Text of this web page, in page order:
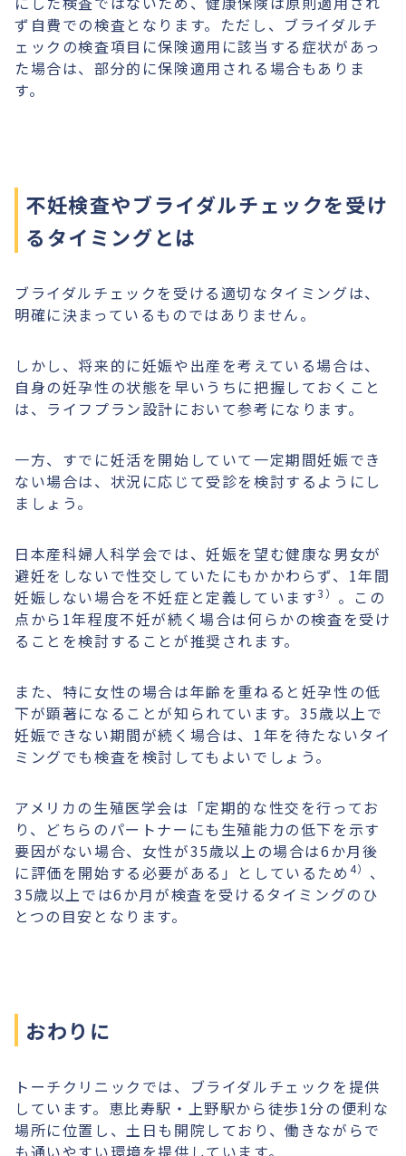
ず自費での検査となります。ただし、ブライダルチ
ェックの検査項目に保険適用に該当する症状があっ
た場合は、部分的に保険適用される場合もありま
す。
不妊検査やブライダルチェックを受け
るタイミングとは
ブライダルチェックを受ける適切なタイミングは、
明確に決まっているものではありません。
しかし、将来的に妊娠や出産を考えている場合は、
自身の妊孕性の状態を早いうちに把握しておくこと
は、ライフプラン設計において参考になります。
一方、すでに妊活を開始していて一定期間妊娠でき
ない場合は、状況に応じて受診を検討するようにし
ましょう。
日本産科婦人科学会では、妊娠を望む健康な男女が
避妊をしないで性交していたにもかかわらず、1年間
妊娠しない場合を不妊症と定義しています3） 。この
点から1年程度不妊が続く場合は何らかの検査を受け
ることを検討することが推奨されます。
また、特に女性の場合は年齢を重ねると妊孕性の低
下が顕著になることが知られています。35歳以上で
妊娠できない期間が続く場合は、1年を待たないタイ
ミングでも検査を検討してもよいでしょう。
アメリカの生殖医学会は「定期的な性交を行ってお
り、どちらのパートナーにも生殖能力の低下を示す
要因がない場合、女性が35歳以上の場合は6か月後
に評価を開始する必要がある」としているため 4） 、
35歳以上では6か月が検査を受けるタイミングのひ
とつの目安となります。
おわりに
トーチクリニックでは、ブライダルチェックを提供
しています。恵比寿駅・上野駅から徒歩1分の便利な
場所に位置し、土日も開院しており、働きながらで
も通いやすい環境を提供しています。